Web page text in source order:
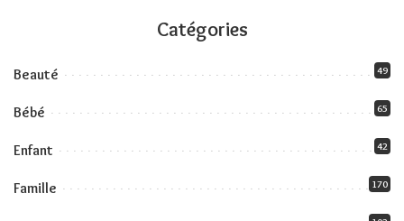
Catégories
Beauté 49
Bébé 65
Enfant 42
Famille 170